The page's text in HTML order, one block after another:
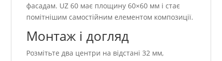
фасадам. UZ 60 має площину 60×60 мм і стає
помітнішим самостійним елементом композиції.
Монтаж і догляд
Розмітьте два центри на відстані 32 мм,